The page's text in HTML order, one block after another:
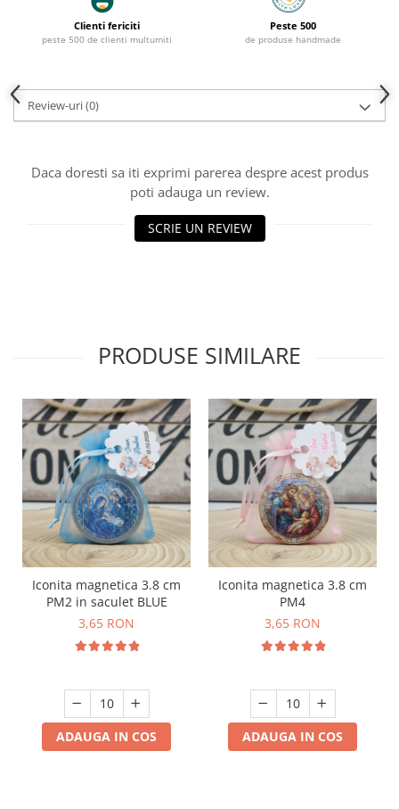
Clienti fericiti
peste 500 de clienti multumiti
Peste 500
de produse handmade
Review-uri(0)
Daca doresti sa iti exprimi parerea despre acest produs
poti adauga un review.
SCRIE UN REVIEW
PRODUSE SIMILARE
Iconita magnetica 3.8 cm
PM2 in saculet BLUE
3,65 RON
ADAUGA IN COS
Iconita magnetica 3.8 cm
PM4
3,65 RON
ADAUGA IN COS